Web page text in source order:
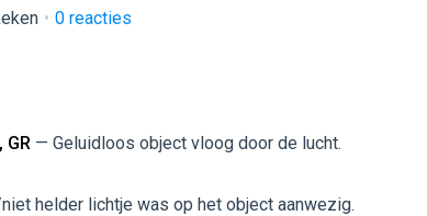
0 reacties
GR— Geluidloos object vloog door de lucht.
helder lichtje was op het object aanwezig.